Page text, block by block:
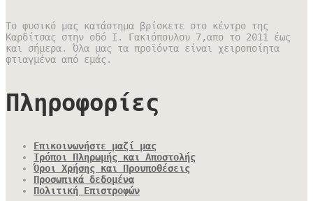
Το φυσικό μας κατάστημα βρίσκετε στο κέντρο της
Καρδίτσας στην οδό Ι. Γακιόπουλου 7,απο το 2011 έως
και σήμερα. Όλα μας τα προϊόντα είναι χειροποίητα
φτιαγμένα από εμάς.
Πληροφορίες
Επικοινωνήστε μαζί μας
Τρόποι Πληρωμής και Αποστολής
Όροι Χρήσης και Προυποθέσεις
Προσωπικά δεδομένα
Πολιτική Επιστροφών